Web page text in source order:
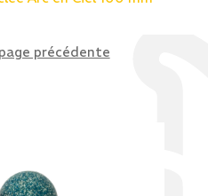
précédente